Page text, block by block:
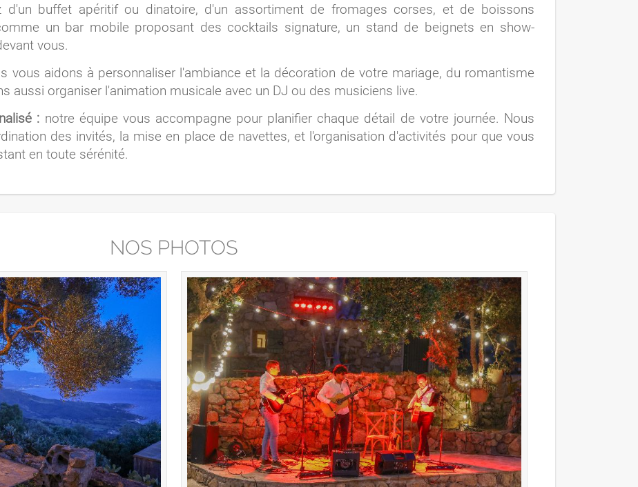
buffet apéritif ou dinatoire, d'un assortiment de fromages corses, et de boissons
un bar mobile proposant des cocktails signature, un stand de beignets en show-
vous.
vous aidons à personnaliser l'ambiance et la décoration de votre mariage, du romantisme
aussi organiser l'animation musicale avec un DJ ou des musiciens live.
: notre équipe vous accompagne pour planifier chaque détail de votre journée. Nous
des invités, la mise en place de navettes, et l'organisation d'activités pour que vous
en toute sérénité.
NOS PHOTOS